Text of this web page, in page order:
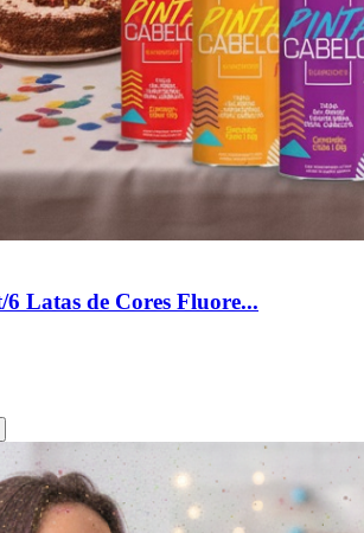
Latas de Cores Fluore...